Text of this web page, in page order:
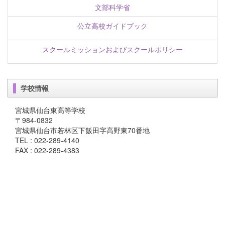
文部科学省
公立高校ガイドブック
スクールミッションおよびスクールポリシー
学校情報
宮城県仙台東高等学校
〒984-0832
宮城県仙台市若林区下飯田字高野東70番地
TEL : 022-289-4140
FAX : 022-289-4383